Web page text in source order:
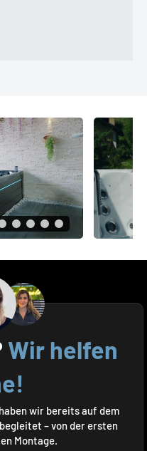
Wir helfen
wir bereits auf dem
– von der ersten
Montage.